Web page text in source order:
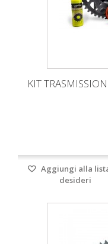
KIT
Aggiungi alla
desideri